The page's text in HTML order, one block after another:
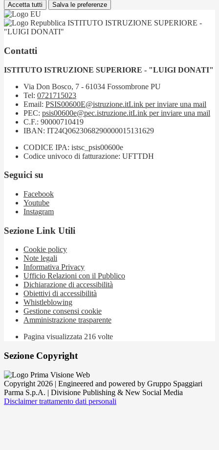
Accetta tutti Salva le preferenze
ISTITUTO ISTRUZIONE SUPERIORE -
"LUIGI DONATI"
Contatti
ISTITUTO ISTRUZIONE SUPERIORE - "LUIGI DONATI"
Via Don Bosco, 7 - 61034 Fossombrone PU
Tel: 0721715023
Email: PSIS00600E@istruzione.itLink per inviare una mail
PEC: psis00600e@pec.istruzione.itLink per inviare una mail
C.F.: 90000710419
IBAN: IT24Q0623068290000015131629
CODICE IPA: istsc_psis00600e
Codice univoco di fatturazione: UFTTDH
Seguici su
Facebook
Youtube
Instagram
Sezione Link Utili
Cookie policy
Note legali
Informativa Privacy
Ufficio Relazioni con il Pubblico
Dichiarazione di accessibilità
Obiettivi di accessibilità
Whistleblowing
Gestione consensi cookie
Amministrazione trasparente
Pagina visualizzata 216 volte
Sezione Copyright
Copyright 2026 | Engineered and powered by Gruppo Spaggiari
Parma S.p.A. | Divisione Publishing & New Social Media
Disclaimer trattamento dati personali